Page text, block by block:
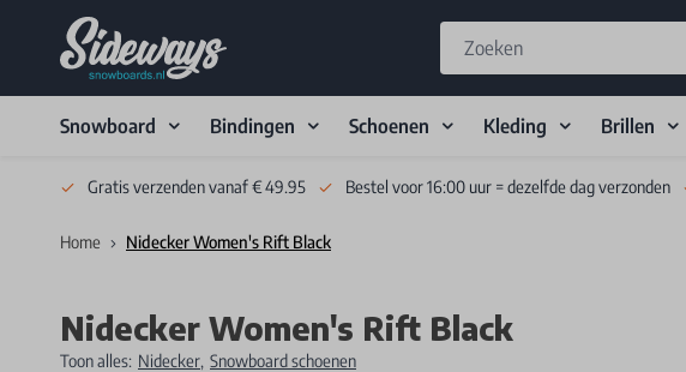
Snowboard Bindingen Schoenen Kleding Brillen
Gratis verzenden vanaf € 49.95 Bestel voor 16:00 uur = dezelfde dag verzonden
Home Nidecker Women's Rift Black
Nidecker Women's Rift Black
Toon alles: Nidecker, Snowboard schoenen